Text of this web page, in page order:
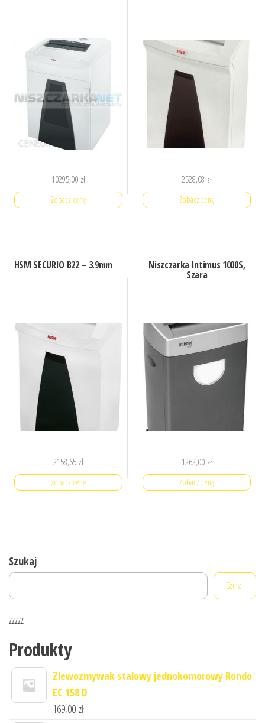
10295,00 zł
Zobacz cenę
2528,08 zł
Zobacz cenę
HSM SECURIO B22 – 3.9mm
2158,65 zł
Zobacz cenę
Niszczarka Intimus 1000S,
Szara
1262,00 zł
Zobacz cenę
Szukaj
Szukaj
zzzzz
Produkty
Zlewozmywak stalowy jednokomorowy Rondo
EC 158 D
169,00 zł